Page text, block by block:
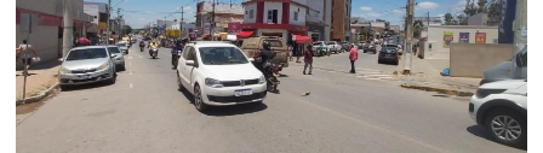
para
o
comércio
local
em